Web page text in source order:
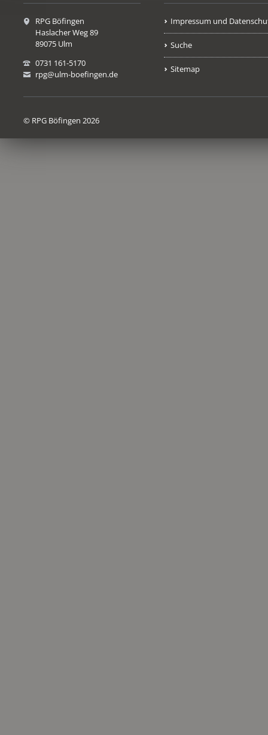
RPG Böfingen
Haslacher Weg 89
89075 Ulm
0731 161-5170
rpg@ulm-boefingen.de
Impressum und
Suche
Sitemap
© RPG Böfingen 2026